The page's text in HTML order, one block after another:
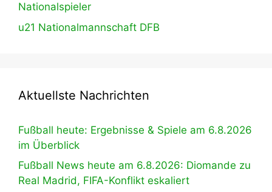
Nationalspieler
u21 Nationalmannschaft DFB
Aktuellste Nachrichten
Fußball heute: Ergebnisse & Spiele am 6.8.2026
im Überblick
Fußball News heute am 6.8.2026: Diomande zu
Real Madrid, FIFA-Konflikt eskaliert